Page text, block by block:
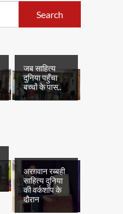
जब साहित्य
दुनिया पहुँचा
बच्चों के पास..
अरग़वान रब्बही
साहित्य दुनिया
की वर्कशॉप के
दौरान